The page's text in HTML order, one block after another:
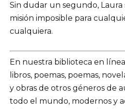
Sin dudar un segundo, Laura
misión imposible para
cualquiera.
En nuestra biblioteca en
libros, poemas, poemas,
y obras de otros géneros de
todo el mundo, modernos y